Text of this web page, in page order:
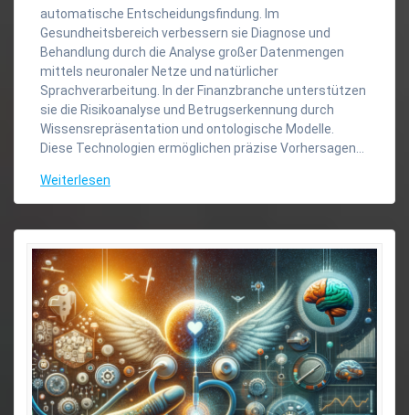
automatische Entscheidungsfindung. Im
Gesundheitsbereich verbessern sie Diagnose und
Behandlung durch die Analyse großer Datenmengen
mittels neuronaler Netze und natürlicher
Sprachverarbeitung. In der Finanzbranche unterstützen
sie die Risikoanalyse und Betrugserkennung durch
Wissensrepräsentation und ontologische Modelle.
Diese Technologien ermöglichen präzise Vorhersagen…
Weiterlesen